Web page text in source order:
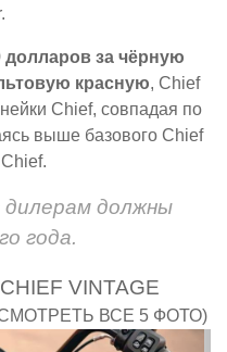
долларов за чёрную
красную, Chief
Chief, совпадая по
выше базового Chief
должны
года.
VINTAGE
ВСЕ 5 ФОТО)